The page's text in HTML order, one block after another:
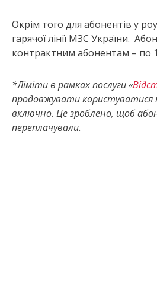
Окрім того для абонентів у
гарячої лінії МЗС України.
контрактним абонентам – по
*Ліміти в рамках послуги «
продовжувати користуватися
включно. Це зроблено, щоб
переплачували.